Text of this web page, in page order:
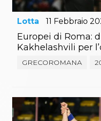
Lotta 11 Febbraio
Europei di Roma:
Kakhelashvili per
GRECOROMANA